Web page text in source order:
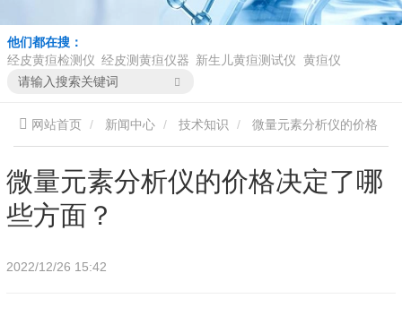
他们都在搜：
经皮黄疸检测仪 经皮测黄疸仪器 新生儿黄疸测试仪 黄疸仪
网站首页 新闻中心 技术知识
决定了哪些方面？
微量元素分析仪的价格决定了哪
些方面？
2022/12/26 15:42